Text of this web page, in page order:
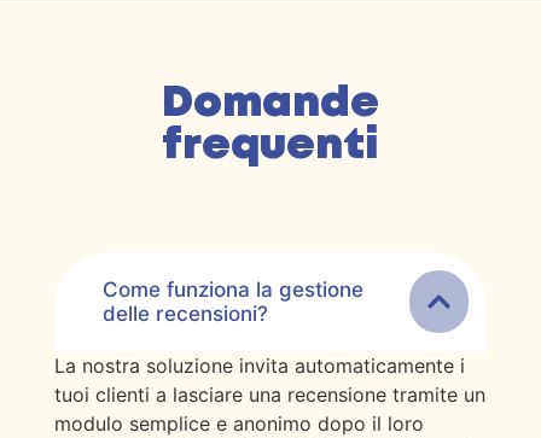
Domande
frequenti
Come funziona la gestione
delle recensioni?
La nostra soluzione invita automaticamente i
tuoi clienti a lasciare una recensione tramite un
modulo semplice e anonimo dopo il loro